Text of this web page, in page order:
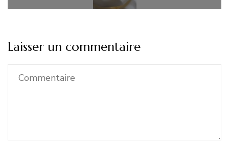
Laisser un commentaire